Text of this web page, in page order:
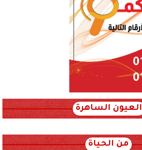
العيون الساهرة
من الحياة